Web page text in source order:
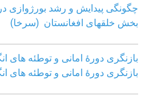
چگونگی پیدایش و رشد بورژوازی
بخش خلقهای افغانستان (سرخا)
بازنگرى دورۀ امانى و توطئه هاى
بازنگرى دورۀ امانى و توطئه هاى